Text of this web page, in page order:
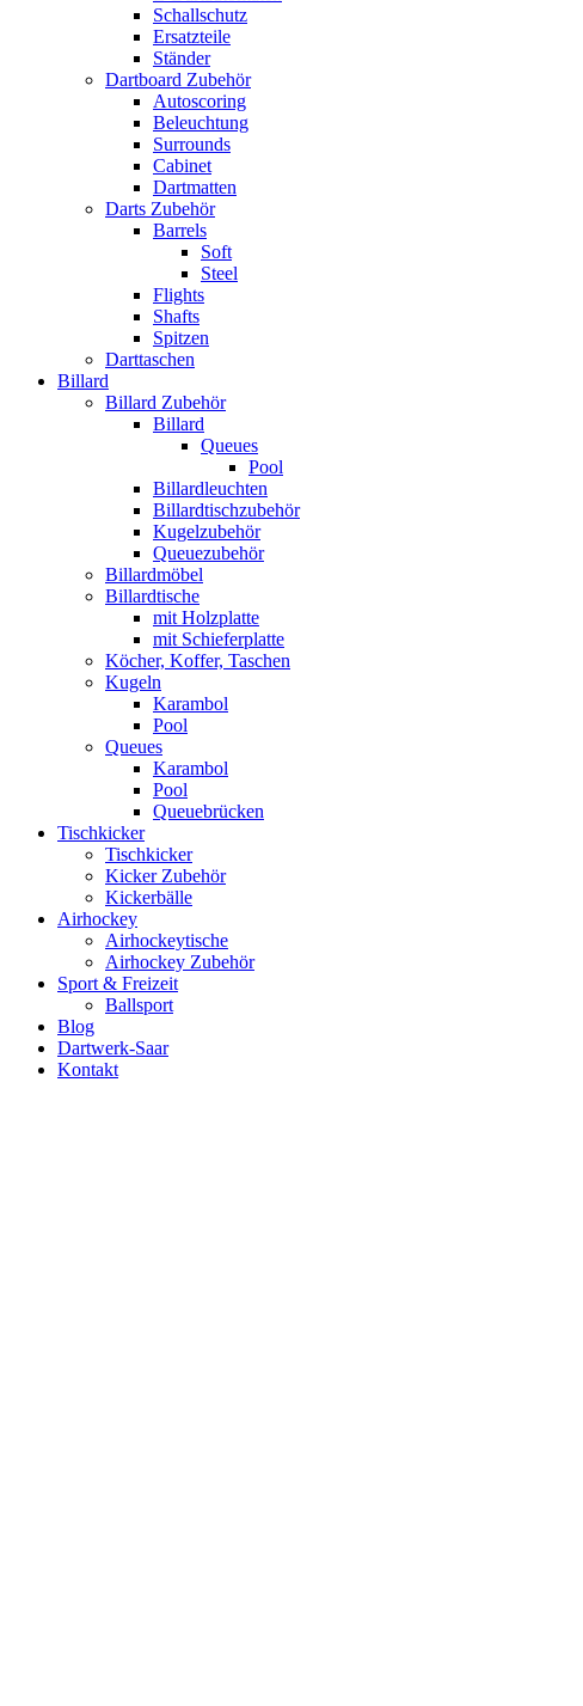
Schallschutz
Ersatzteile
Ständer
Dartboard Zubehör
Autoscoring
Beleuchtung
Surrounds
Cabinet
Dartmatten
Darts Zubehör
Barrels
Soft
Steel
Flights
Shafts
Spitzen
Darttaschen
Billard
Billard Zubehör
Billard
Queues
Pool
Billardleuchten
Billardtischzubehör
Kugelzubehör
Queuezubehör
Billardmöbel
Billardtische
mit Holzplatte
mit Schieferplatte
Köcher, Koffer, Taschen
Kugeln
Karambol
Pool
Queues
Karambol
Pool
Queuebrücken
Tischkicker
Tischkicker
Kicker Zubehör
Kickerbälle
Airhockey
Airhockeytische
Airhockey Zubehör
Sport & Freizeit
Ballsport
Blog
Dartwerk-Saar
Kontakt